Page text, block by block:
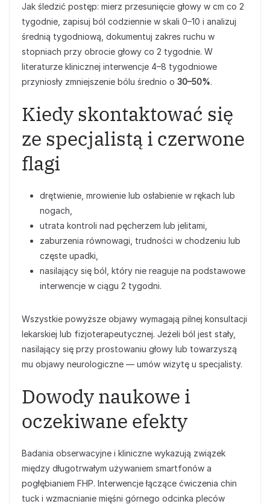
Jak śledzić postęp: mierz przesunięcie głowy w cm co 2
tygodnie, zapisuj ból codziennie w skali 0–10 i analizuj
średnią tygodniową, dokumentuj zakres ruchu w
stopniach przy obrocie głowy co 2 tygodnie. W
literaturze klinicznej interwencje 4–8 tygodniowe
przyniosły zmniejszenie bólu średnio o 30–50%.
Kiedy skontaktować się
ze specjalistą i czerwone
flagi
drętwienie, mrowienie lub osłabienie w rękach lub
nogach,
utrata kontroli nad pęcherzem lub jelitami,
zaburzenia równowagi, trudności w chodzeniu lub
częste upadki,
nasilający się ból, który nie reaguje na podstawowe
interwencje w ciągu 2 tygodni.
Wszystkie powyższe objawy wymagają pilnej konsultacji
lekarskiej lub fizjoterapeutycznej. Jeżeli ból jest stały,
nasilający się przy prostowaniu głowy lub towarzyszą
mu objawy neurologiczne — umów wizytę u specjalisty.
Dowody naukowe i
oczekiwane efekty
Badania obserwacyjne i kliniczne wykazują związek
między długotrwałym używaniem smartfonów a
pogłębianiem FHP. Interwencje łączące ćwiczenia chin
tuck i wzmacnianie mięśni górnego odcinka pleców